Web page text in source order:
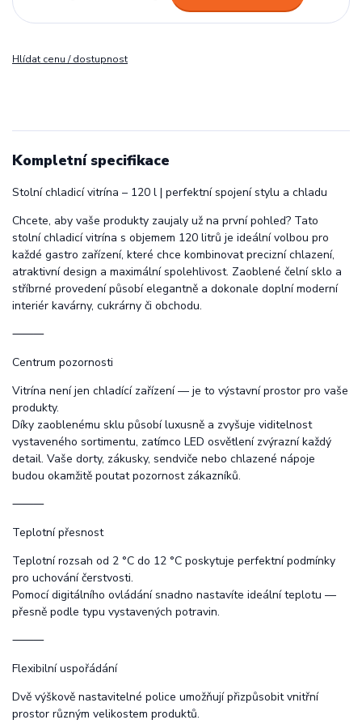
Hlídat cenu / dostupnost
Kompletní specifikace
Stolní chladicí vitrína – 120 l | perfektní spojení stylu a chladu
Chcete, aby vaše produkty zaujaly už na první pohled? Tato
stolní chladicí vitrína s objemem 120 litrů je ideální volbou pro
každé gastro zařízení, které chce kombinovat precizní chlazení,
atraktivní design a maximální spolehlivost. Zaoblené čelní sklo a
stříbrné provedení působí elegantně a dokonale doplní moderní
interiér kavárny, cukrárny či obchodu.
⸻
Centrum pozornosti
Vitrína není jen chladící zařízení — je to výstavní prostor pro vaše
produkty.
Díky zaoblenému sklu působí luxusně a zvyšuje viditelnost
vystaveného sortimentu, zatímco LED osvětlení zvýrazní každý
detail. Vaše dorty, zákusky, sendviče nebo chlazené nápoje
budou okamžitě poutat pozornost zákazníků.
⸻
Teplotní přesnost
Teplotní rozsah od 2 °C do 12 °C poskytuje perfektní podmínky
pro uchování čerstvosti.
Pomocí digitálního ovládání snadno nastavíte ideální teplotu —
přesně podle typu vystavených potravin.
⸻
Flexibilní uspořádání
Dvě výškově nastavitelné police umožňují přizpůsobit vnitřní
prostor různým velikostem produktů.